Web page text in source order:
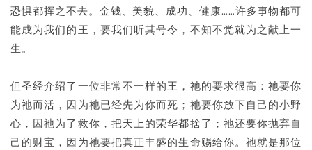
恐惧都挥之不去。金钱、美貌、成功、健康……许多事物都可
能成为我们的王，要我们听其号令，不知不觉就为之献上一
生。
但圣经介绍了一位非常不一样的王，祂的要求很高：祂要你
为祂而活，因为祂已经先为你而死；祂要你放下自己的小野
心，因祂为了救你，把天上的荣华都捨了；祂还要你抛弃自
己的财宝，因为祂要把真正丰盛的生命赐给你。祂就是那位